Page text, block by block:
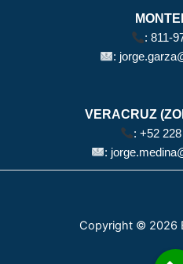
: 811-
:
VERACRUZ
: +52
:
Copyright © 2026